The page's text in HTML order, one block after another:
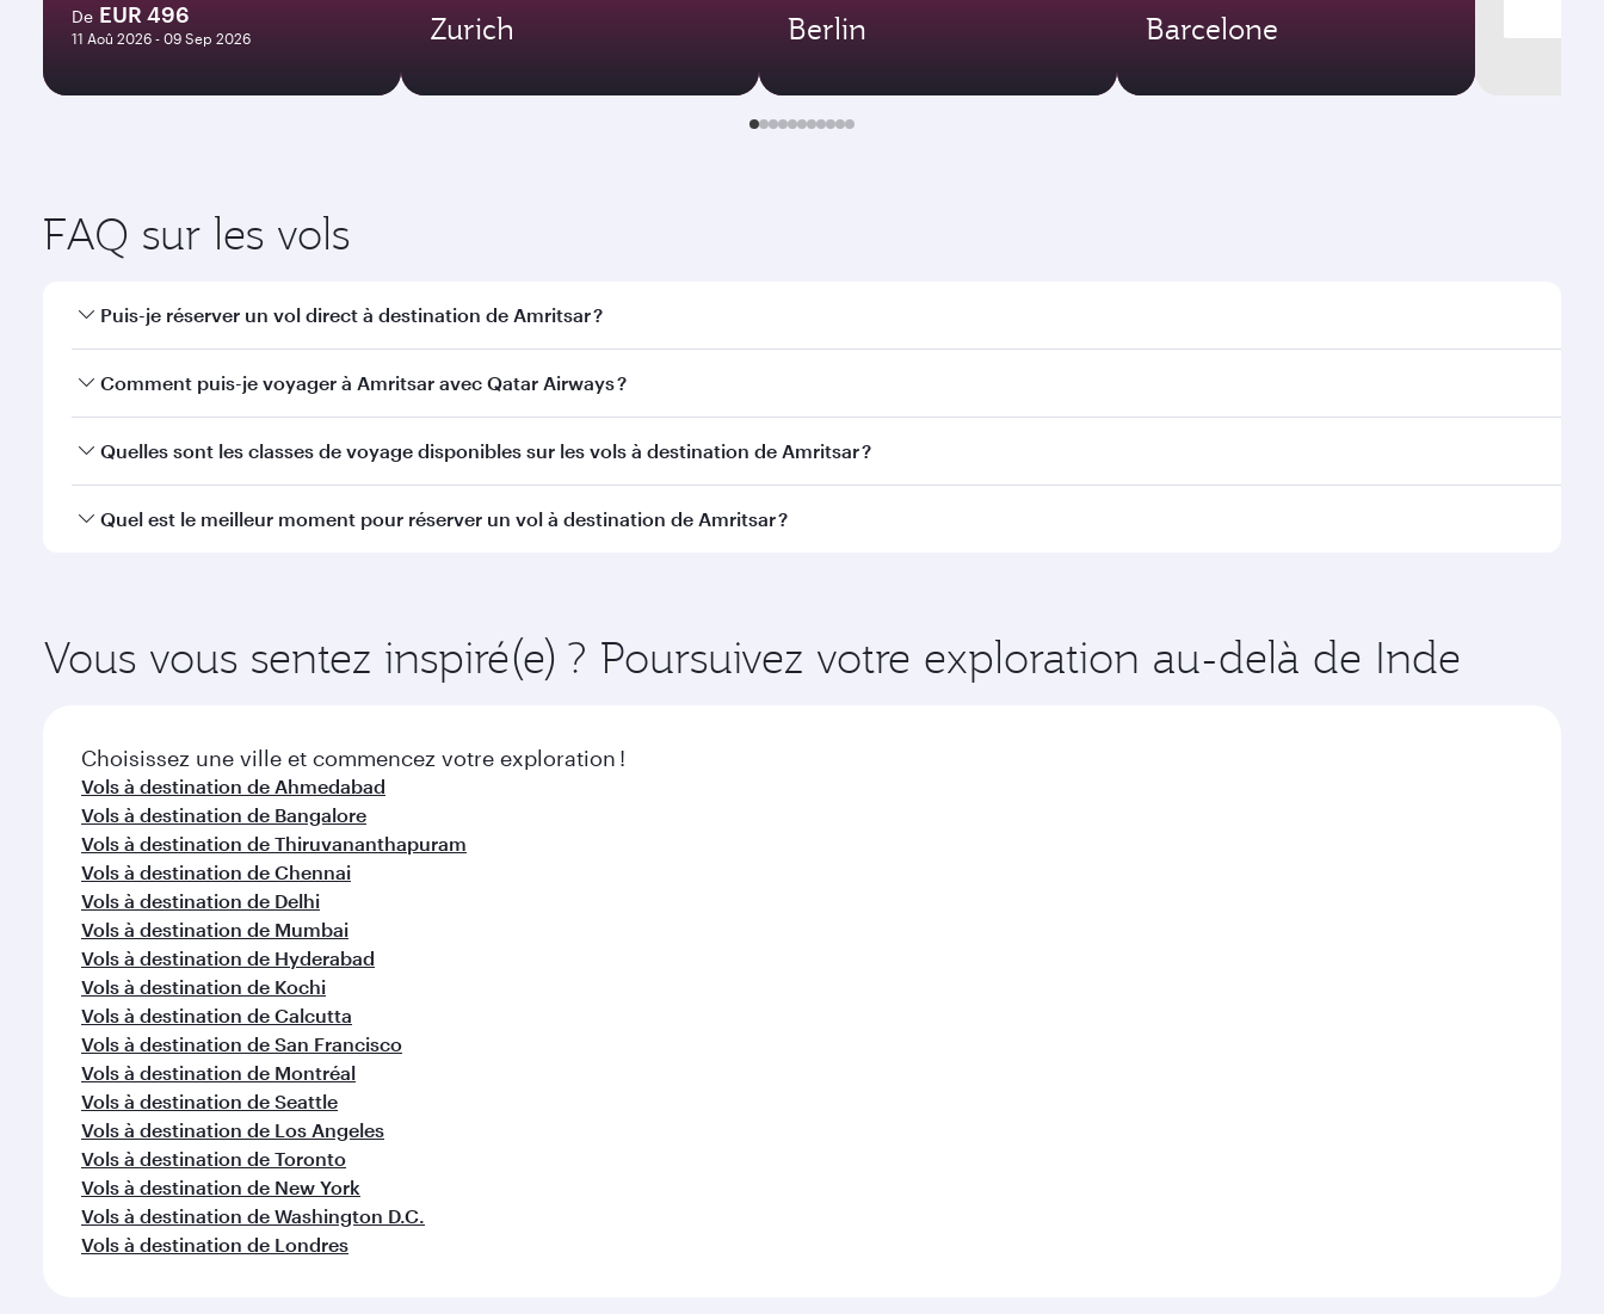
De EUR 496
11 Aoû 2026 - 09 Sep 2026 Zurich Berlin Barcelone
FAQ sur les vols
Puis-je réserver un vol direct à destination de Amritsar ?
Oui, Qatar Airways opère des vols directs vers Amritsar. Recherchez les vols depuis notre page d'accueil pour trouver les horaires et la fréquence des vols.
Comment puis-je voyager à Amritsar avec Qatar Airways ?
Vous pouvez voyager directement à Amritsar avec Qatar Airways. Nous desservons plus de 150 destinations via Doha, avec des correspondances fluides et
Quelles sont les classes de voyage disponibles sur les vols à destination de Amritsar ?
La disponibilité des classes de voyage dépend de l'itinéraire et de la compagnie aérienne opérant le vol. Sur les vols opérés par Qatar Airways, vous pouvez
Quel est le meilleur moment pour réserver un vol à destination de Amritsar ?
Vous vous sentez inspiré(e) ? Poursuivez votre exploration au-delà de Inde
Choisissez une ville et commencez votre exploration !
Vols à destination de Ahmedabad
Vols à destination de Bangalore
Vols à destination de Thiruvananthapuram
Vols à destination de Chennai
Vols à destination de Delhi
Vols à destination de Mumbai
Vols à destination de Hyderabad
Vols à destination de Kochi
Vols à destination de Calcutta
Vols à destination de San Francisco
Vols à destination de Montréal
Vols à destination de Seattle
Vols à destination de Los Angeles
Vols à destination de Toronto
Vols à destination de New York
Vols à destination de Washington D.C.
Vols à destination de Londres